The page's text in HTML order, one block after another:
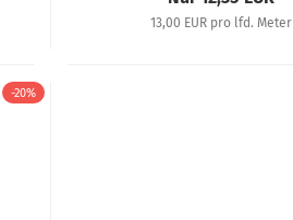
13,00 EUR pro lfd. Meter
-20%